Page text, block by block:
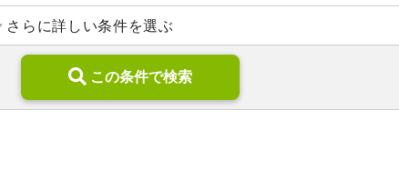
介護老人保健施設(2)
ブランク可(5)
新卒可(1) 子育てママパパ活躍(5)
さらに詳しい条件を選ぶ
この条件で検索